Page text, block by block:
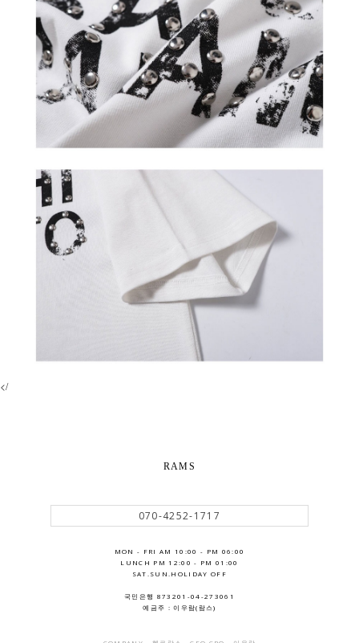
</
RAMS
070-4252-1717
MON - FRI AM 10:00 - PM 06:00
LUNCH PM 12:00 - PM 01:00
SAT.SUN.HOLIDAY OFF
국민은행 873201-04-273061
예금주 : 이우람(람스)